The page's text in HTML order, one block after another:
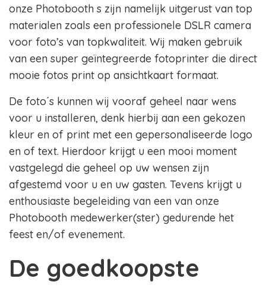
onze Photobooth s zijn namelijk uitgerust van top
materialen zoals een professionele DSLR camera
voor foto’s van topkwaliteit. Wij maken gebruik
van een super geïntegreerde fotoprinter die direct
mooie fotos print op ansichtkaart formaat.
De foto´s kunnen wij vooraf geheel naar wens
voor u installeren, denk hierbij aan een gekozen
kleur en of print met een gepersonaliseerde logo
en of text. Hierdoor krijgt u een mooi moment
vastgelegd die geheel op uw wensen zijn
afgestemd voor u en uw gasten. Tevens krijgt u
enthousiaste begeleiding van een van onze
Photobooth medewerker(ster) gedurende het
feest en/of evenement.
De goedkoopste